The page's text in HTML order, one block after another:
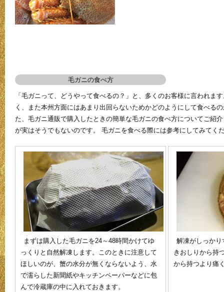
毛ガニの食べ方
「毛ガニって、どうやって食べるの？」と、多くのお客様に言われ
く、また本州方面にはあまり出回らないためかどのようにして食べる
た、毛ガニ通販で購入したときの簡単な毛ガニの食べ方についてご紹
が実はそうでもないのです。 毛ガニを食べる際には参考にしてみてく
まずは購入した毛ガニを24～48時間かけてゆ
っくりと自然解凍します。このときに注意して
ほしいのが、蟹の水分が無くならないよう、水
で濡らした新聞紙やキッチンペーパーなどに包
んで冷蔵庫の中に入れておきます。
解凍がしっか
きおしりから持
から持つより痛